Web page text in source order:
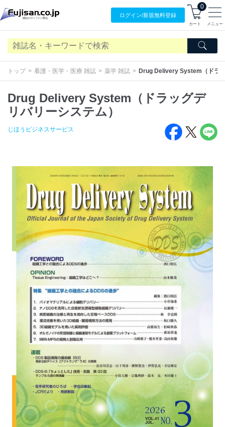
ログイン/新規無料登録
0
カート メニュー
トップ 看護・医学・医療 雑誌 薬学 雑誌 Drug Delivery System（ドラ
Drug Delivery System（ドラッグデ
リバリーシステム）
じほうビジネスサービス